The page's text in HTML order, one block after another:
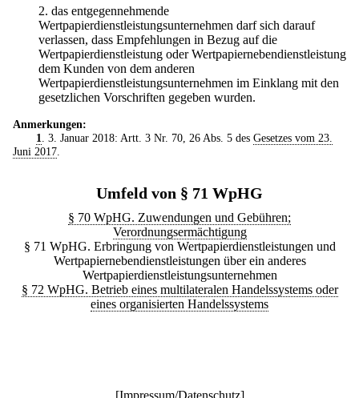
2. das entgegennehmende
Wertpapierdienstleistungsunternehmen darf sich darauf
verlassen, dass Empfehlungen in Bezug auf die
Wertpapierdienstleistung oder Wertpapiernebendienstleistung
dem Kunden von dem anderen
Wertpapierdienstleistungsunternehmen im Einklang mit den
gesetzlichen Vorschriften gegeben wurden.
Anmerkungen:
1
. 3. Januar 2018: Artt. 3 Nr. 70, 26 Abs. 5 des Gesetzes vom 23.
Juni 2017
Umfeld von § 71 WpHG
§ 70 WpHG. Zuwendungen und Gebühren;
Verordnungsermächtigung
§ 71 WpHG. Erbringung von Wertpapierdienstleistungen und
Wertpapiernebendienstleistungen über ein anderes
Wertpapierdienstleistungsunternehmen
§ 72 WpHG. Betrieb eines multilateralen Handelssystems oder
eines organisierten Handelssystems
[Impressum/Datenschutz]